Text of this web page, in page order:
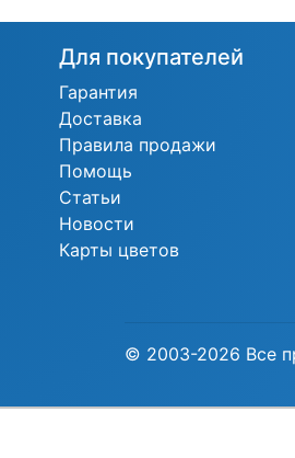
Для покупателей
Гарантия
Доставка
Правила продажи
Помощь
Статьи
Новости
Карты цветов
© 2003-2026 Все